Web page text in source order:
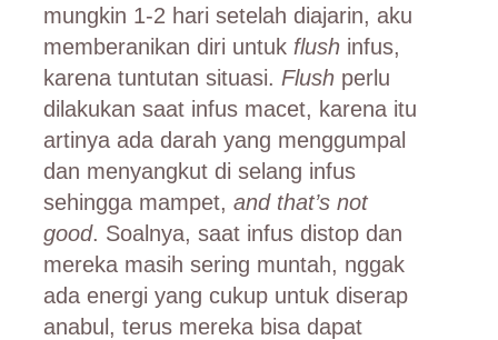
mungkin 1-2 hari setelah diajarin, aku
memberanikan diri untukflushinfus,
karena tuntutan situasi. Flushperlu
dilakukan saat infus macet, karena itu
artinya ada darah yang menggumpal
dan menyangkut di selang infus
sehingga mampet, and that’s not
good. Soalnya, saat infus distop dan
mereka masih sering muntah, nggak
ada energi yang cukup untuk diserap
anabul, terus mereka bisa dapat